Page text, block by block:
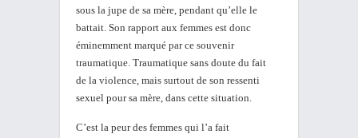
sous la jupe de sa mère, pendant qu’elle le
battait. Son rapport aux femmes est donc
éminemment marqué par ce souvenir
traumatique. Traumatique sans doute du fait
de la violence, mais surtout de son ressenti
sexuel pour sa mère, dans cette situation.
C’est la peur des femmes qui l’a fait